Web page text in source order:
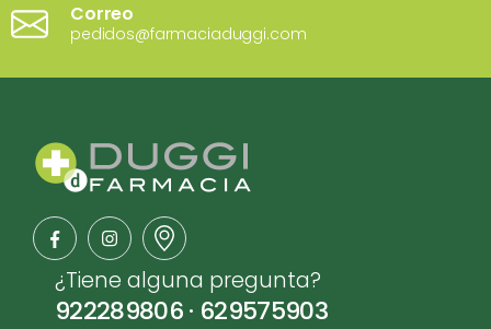
Correo
pedidos@farmaciaduggi.com
¿Tiene alguna pregunta?
922289806· 629575903